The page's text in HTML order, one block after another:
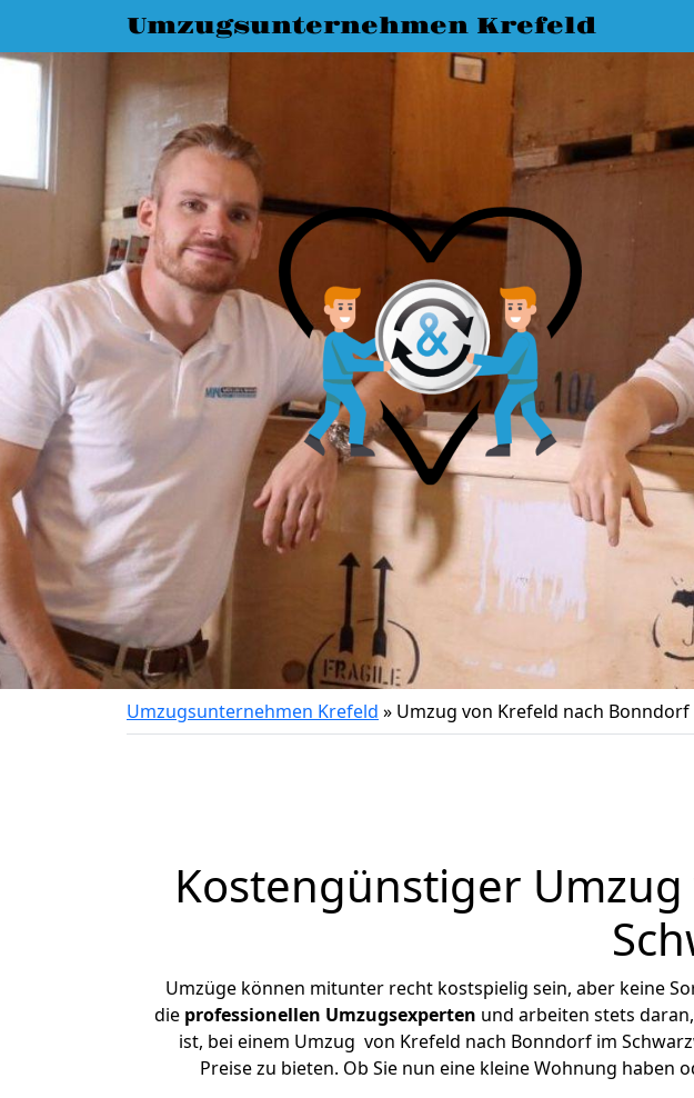
Umzugsunternehmen Krefeld
Umzugsunternehmen Krefeld » Umzug von Krefeld nach
Kostengünstiger
Umzüge können mitunter recht kostspielig sein, aber keine
die professionellen Umzugsexperten und arbeiten stets
ist, bei einem Umzug von Krefeld nach Bonndorf im
Preise zu bieten. Ob Sie nun eine kleine Wohnung